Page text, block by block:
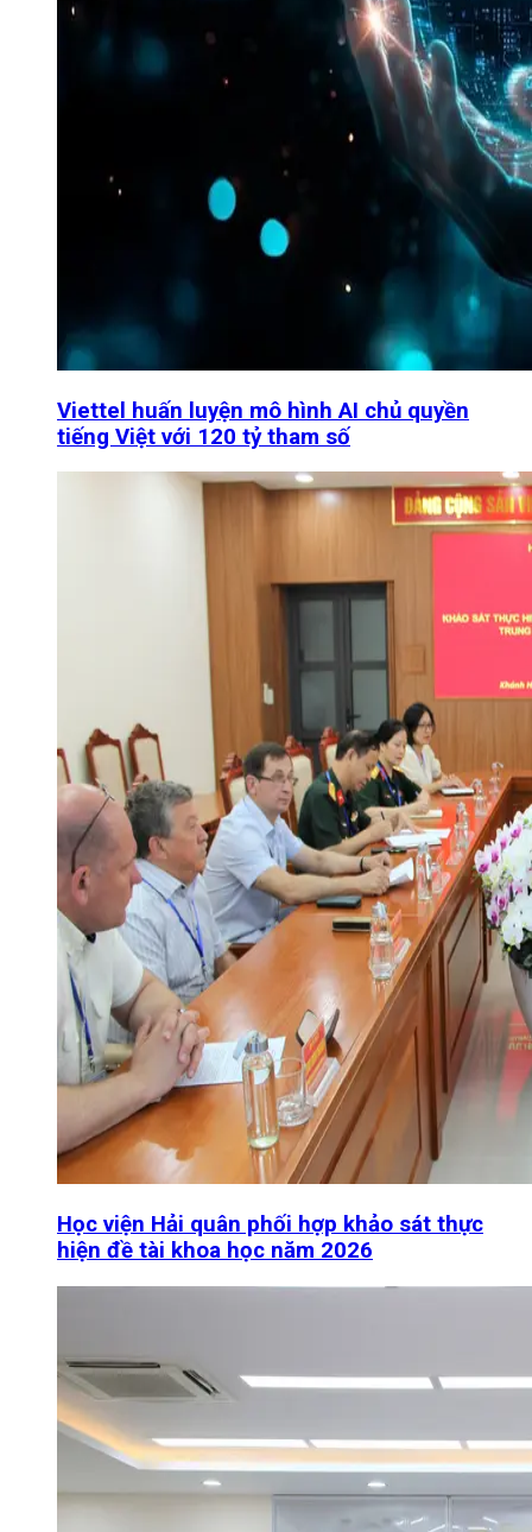
Viettel huấn luyện mô hình AI chủ quyền
tiếng Việt với 120 tỷ tham số
Học viện Hải quân phối hợp khảo sát thực
hiện đề tài khoa học năm 2026